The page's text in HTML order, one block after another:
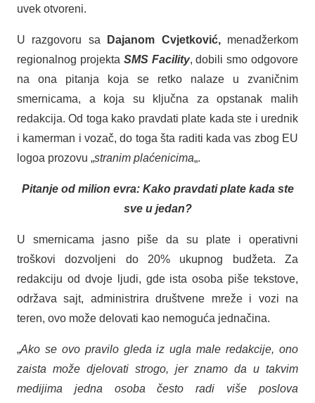
uvek otvoreni.
U razgovoru sa Dajanom Cvjetković,menadžerkom
regionalnog projekta SMS Facility, dobili smo odgovore
na ona pitanja koja se retko nalaze u zvaničnim
smernicama, a koja su ključna za opstanak malih
redakcija. Od toga kako pravdati plate kada ste i urednik
i kamerman i vozač, do toga šta raditi kada vas zbog EU
logoa prozovu „stranim plaćenicima„.
Pitanje od milion evra: Kako pravdati plate kada ste
sve u jedan?
U smernicama jasno piše da su plate i operativni
troškovi dozvoljeni do 20% ukupnog budžeta. Za
redakciju od dvoje ljudi, gde ista osoba piše tekstove,
održava sajt, administrira društvene mreže i vozi na
teren, ovo može delovati kao nemoguća jednačina.
„Ako se ovo pravilo gleda iz ugla male redakcije, ono
zaista može djelovati strogo, jer znamo da u takvim
medijima jedna osoba često radi više poslova